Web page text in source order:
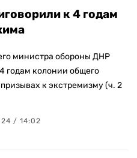
к 4 годам
министра обороны ДНР
годам колонии общего
к экстремизму (ч. 2
/ 14:02